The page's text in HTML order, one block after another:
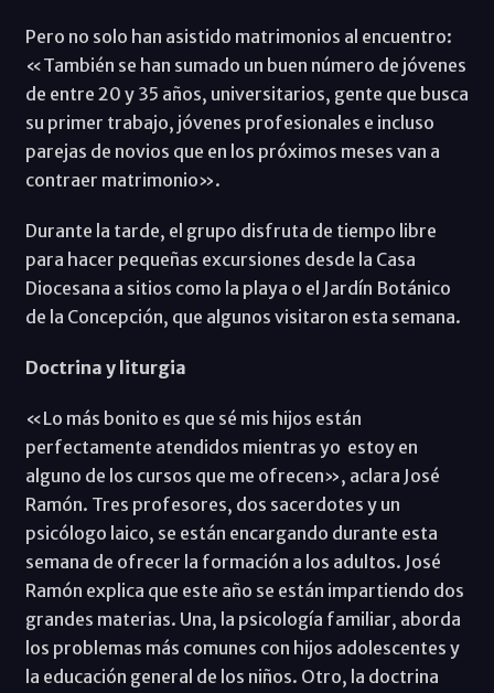
Pero no solo han asistido matrimonios al encuentro:
«También se han sumado un buen número de jóvenes
de entre 20 y 35 años, universitarios, gente que busca
su primer trabajo, jóvenes profesionales e incluso
parejas de novios que en los próximos meses van a
contraer matrimonio».
Durante la tarde, el grupo disfruta de tiempo libre
para hacer pequeñas excursiones desde la Casa
Diocesana a sitios como la playa o el Jardín Botánico
de la Concepción, que algunos visitaron esta semana.
Doctrina y liturgia
«Lo más bonito es que sé mis hijos están
perfectamente atendidos mientras yo estoy en
alguno de los cursos que me ofrecen», aclara José
Ramón. Tres profesores, dos sacerdotes y un
psicólogo laico, se están encargando durante esta
semana de ofrecer la formación a los adultos. José
Ramón explica que este año se están impartiendo dos
grandes materias. Una, la psicología familiar, aborda
los problemas más comunes con hijos adolescentes y
la educación general de los niños. Otro, la doctrina